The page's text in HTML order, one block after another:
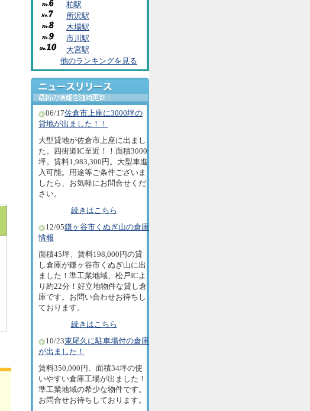
柏駅
所沢駅
木場駅
市川駅
大宮駅
他のランキングを見る
06/17佐倉市上座に3000坪の
貸地が出ました！！
大型貸地が佐倉市上座に出まし
た。四街道IC至近！！面積3000
坪。賃料1,983,300円。大型車進
入可能。用途等ご条件ございま
したら、お気軽にお問合せくだ
さい。
続きはこちら
12/05鎌ヶ谷市くぬぎ山の倉庫
情報
面積45坪、賃料198,000円の貸
し倉庫が鎌ヶ谷市くぬぎ山に出
ました！準工業地域、松戸ICよ
り約22分！好立地物件な貸し倉
庫です。お問い合わせお待ちし
ております。
続きはこちら
10/23東尾久に駐車場付の倉庫
が出ました！
賃料350,000円、面積34坪の使
いやすい倉庫工場が出ました！
準工業地域の希少な物件です。
お問合せお待ちしております。